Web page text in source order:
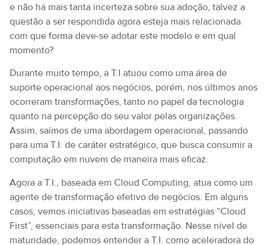
e não há mais tanta incerteza sobre sua adoção, talvez a
questão a ser respondida agora esteja mais relacionada
com que forma deve-se adotar este modelo e em qual
momento?
Durante muito tempo, a T.I atuou como uma área de
suporte operacional aos negócios, porém, nos últimos anos
ocorreram transformações, tanto no papel da tecnologia
quanto na percepção do seu valor pelas organizações.
Assim, saímos de uma abordagem operacional, passando
para uma T.I. de caráter estratégico, que busca consumir a
computação em nuvem de maneira mais eficaz.
Agora a T.I., baseada em Cloud Computing, atua como um
agente de transformação efetivo de negócios. Em alguns
casos, vemos iniciativas baseadas em estratégias “Cloud
First”, essenciais para esta transformação. Nesse nível de
maturidade, podemos entender a T.I. como aceleradora do